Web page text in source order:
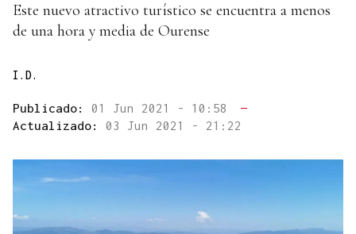
Este nuevo atractivo turístico se encuentra a menos
de una hora y media de Ourense
I.D.
Publicado: 01 Jun 2021 - 10:58
—
Actualizado: 03 Jun 2021 - 21:22